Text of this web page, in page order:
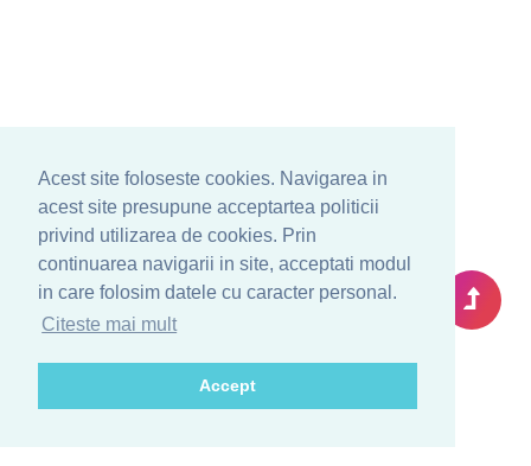
Acest site foloseste cookies. Navigarea in
acest site presupune acceptartea politicii
privind utilizarea de cookies. Prin
continuarea navigarii in site, acceptati modul
in care folosim datele cu caracter personal.
Citeste mai mult
Accept